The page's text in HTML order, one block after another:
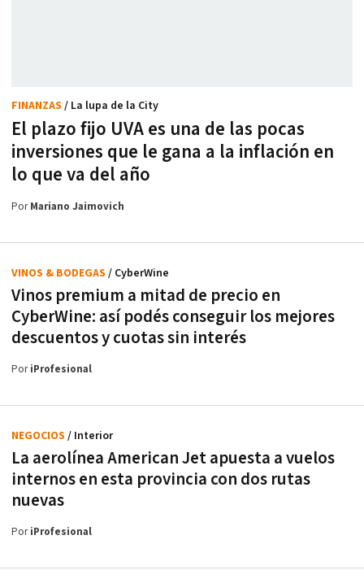
El plazo fijo UVA es una de las pocas
inversiones que le gana a la inflación en
lo que va del año
FINANZAS / La lupa de la City
PorMariano Jaimovich
Vinos premium a mitad de precio en
CyberWine: así podés conseguir los mejores
descuentos y cuotas sin interés
VINOS & BODEGAS / CyberWine
PoriProfesional
La aerolínea American Jet apuesta a vuelos
internos en esta provincia con dos rutas
nuevas
NEGOCIOS / Interior
PoriProfesional